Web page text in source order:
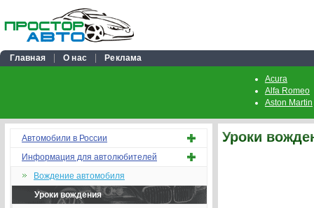
Главная О нас Реклама
Acura
Alfa Romeo
Aston Martin
Автомобили в России
Информация для автолюбителей
Вождение автомобиля
Уроки вождения
Уроки